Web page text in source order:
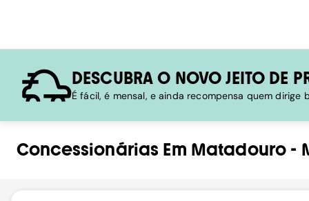
DESCUBRA O NOVO JEITO DE
É fácil, é mensal, e ainda recompensa quem dirige
Concessionárias Em Matadouro -